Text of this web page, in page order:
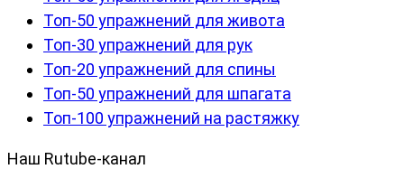
Топ-50 упражнений для живота
Топ-30 упражнений для рук
Топ-20 упражнений для спины
Топ-50 упражнений для шпагата
Топ-100 упражнений на растяжку
Наш Rutube-канал